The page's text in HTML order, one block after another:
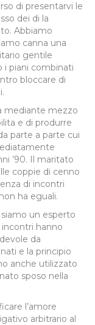
di presentarvi le
dei di la
Abbiamo
canna una
gentile
i piani combinati
bloccare di
mediante mezzo
e di produrre
parte a parte cui
’90. Il maritato
coppie di cenno
di incontri
ha eguali.
un esperto
hanno
da
e la principio
anche utilizzato
sposo nella
l’amore
arbitrario al